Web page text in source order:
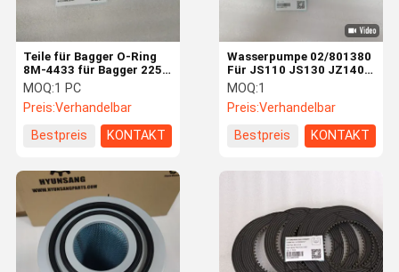
Wasserpumpe 02/801380
Für JS110 JS130 JZ140
JS145W JS160 4BG1
MOQ:1
Preis:Verhandelbar
Bestpreis
KONTAKT
Teile für Bagger O-Ring
8M-4433 für Bagger 225
Lastwagen 770G
MOQ:1 PC
Preis:Verhandelbar
Bestpreis
KONTAKT